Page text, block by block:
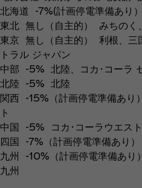
北海道 -7%(計画停電準備あり
東北 無し（自主的） みちのく
東京 無し（自主的） 利根、三
トラル ジャパン
中部 -5% 北陸、コカ･コーラ
北陸 -5% 北陸
関西 -15%（計画停電準備あり
ト
中国 -5% コカ･コーラウエスト
四国 -7%（計画停電準備あり
九州 -10%（計画停電準備あり
九州